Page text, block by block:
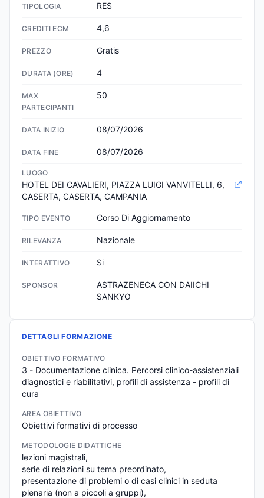
TIPOLOGIA RES
CREDITI ECM 4,6
PREZZO Gratis
DURATA (ORE) 4
MAX
PARTECIPANTI
50
DATA INIZIO 08/07/2026
DATA FINE 08/07/2026
LUOGO
HOTEL DEI CAVALIERI, PIAZZA LUIGI VANVITELLI, 6,
CASERTA, CASERTA, CAMPANIA
TIPO EVENTO Corso Di Aggiornamento
RILEVANZA Nazionale
INTERATTIVO Si
SPONSOR
ASTRAZENECA CON DAIICHI
SANKYO
DETTAGLI FORMAZIONE
OBIETTIVO FORMATIVO
3 - Documentazione clinica. Percorsi clinico-assistenziali
diagnostici e riabilitativi, profili di assistenza - profili di
cura
AREA OBIETTIVO
Obiettivi formativi di processo
METODOLOGIE DIDATTICHE
lezioni magistrali,
serie di relazioni su tema preordinato,
presentazione di problemi o di casi clinici in seduta
plenaria (non a piccoli a gruppi),